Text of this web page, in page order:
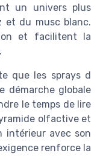
un univers plus
et du musc blanc.
et facilitent la
que les sprays d
démarche globale
le temps de lire
olfactive et
intérieur avec son
renforce la